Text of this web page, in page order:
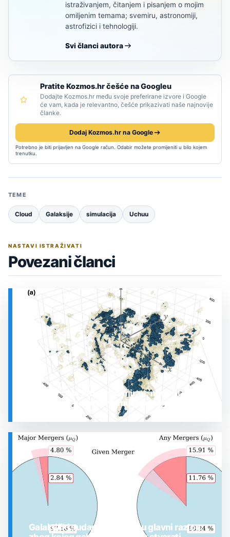
istraživanjem, čitanjem i pisanjem o mojim
omiljenim temama; svemiru, astronomiji,
astrofizici i tehnologiji.
Svi članci autora
Pratite Kozmos.hr češće na Googleu
Dodajte Kozmos.hr među svoje preferirane izvore i Google
će vam, kada je relevantno, češće prikazivati naše najnovije
članke.
Dodaj Kozmos.hr na Google
Potrebno je biti prijavljen na Google račun. Odabir možete promijeniti u bilo kojem
trenutku.
TEME
Cloud Galaksije simulacija Uchuu
NASTAVI ISTRAŽIVATI
Povezani članci
SVEMIR
Prostor oko Sunca nije miran: nova 3D karta
otkrila plin koji stalno mijenja stanje
Galaktički sudari možda nisu glavni razlog